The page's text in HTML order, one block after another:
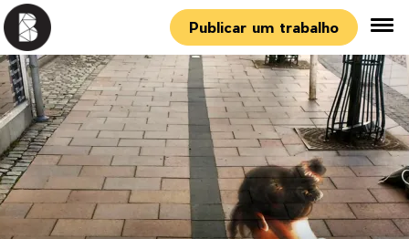
Publicar um trabalho